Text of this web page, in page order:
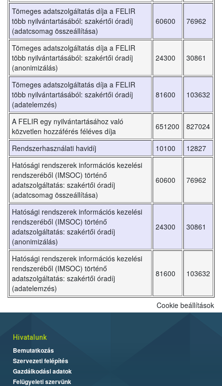
Tömeges adatszolgáltatás díja a FELIR
több nyilvántartásából: szakértői óradíj
(adatcsomag összeállítása)
60600 76962
Tömeges adatszolgáltatás díja a FELIR
több nyilvántartásából: szakértői óradíj
(anonimizálás)
24300 30861
Tömeges adatszolgáltatás díja a FELIR
több nyilvántartásából: szakértői óradíj
(adatelemzés)
81600 103632
A FELIR egy nyilvántartásához való
közvetlen hozzáférés féléves díja
651200 827024
Rendszerhasználati havidíj 10100
12827
Hatósági rendszerek információs kezelési
rendszeréből (IMSOC) történő
adatszolgáltatás: szakértői óradíj
(adatcsomag összeállítása)
60600 76962
Hatósági rendszerek információs kezelési
rendszeréből (IMSOC) történő
adatszolgáltatás: szakértői óradíj
(anonimizálás)
24300 30861
Hatósági rendszerek információs kezelési
rendszeréből (IMSOC) történő
adatszolgáltatás: szakértői óradíj
(adatelemzés)
81600 103632
Cookie beállítások
Hivatalunk
Bemutatkozás
Szervezeti felépítés
Gazdálkodási adatok
Felügyeleti szervünk